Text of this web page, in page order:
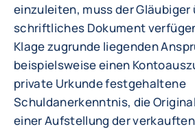
einzuleiten, muss der Gläubiger
schriftliches Dokument
Klage zugrunde liegenden
beispielsweise einen
private Urkunde festgehaltene
Schuldanerkenntnis, die
einer Aufstellung der